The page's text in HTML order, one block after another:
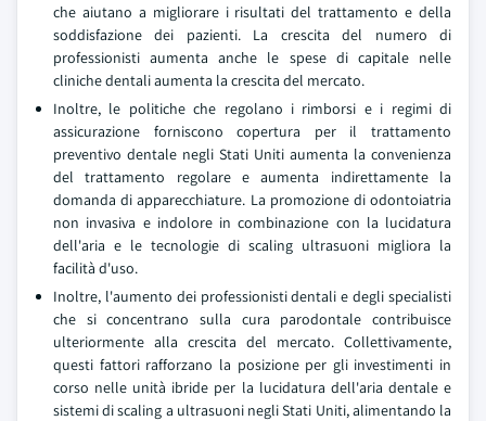
che aiutano a migliorare i risultati del trattamento e della
soddisfazione dei pazienti. La crescita del numero di
professionisti aumenta anche le spese di capitale nelle
cliniche dentali aumenta la crescita del mercato.
Inoltre, le politiche che regolano i rimborsi e i regimi di
assicurazione forniscono copertura per il trattamento
preventivo dentale negli Stati Uniti aumenta la convenienza
del trattamento regolare e aumenta indirettamente la
domanda di apparecchiature. La promozione di odontoiatria
non invasiva e indolore in combinazione con la lucidatura
dell'aria e le tecnologie di scaling ultrasuoni migliora la
facilità d'uso.
Inoltre, l'aumento dei professionisti dentali e degli specialisti
che si concentrano sulla cura parodontale contribuisce
ulteriormente alla crescita del mercato. Collettivamente,
questi fattori rafforzano la posizione per gli investimenti in
corso nelle unità ibride per la lucidatura dell'aria dentale e
sistemi di scaling a ultrasuoni negli Stati Uniti, alimentando la